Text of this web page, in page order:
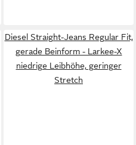
Diesel Straight-Jeans Regular Fit,
gerade Beinform - Larkee-X
niedrige Leibhöhe, geringer
Stretch